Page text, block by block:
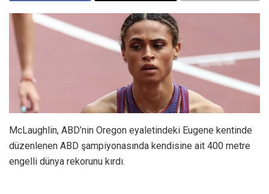
McLaughlin, ABD’nin Oregon eyaletindeki Eugene kentinde
düzenlenen ABD şampiyonasında kendisine ait 400 metre
engelli dünya rekorunu kırdı.